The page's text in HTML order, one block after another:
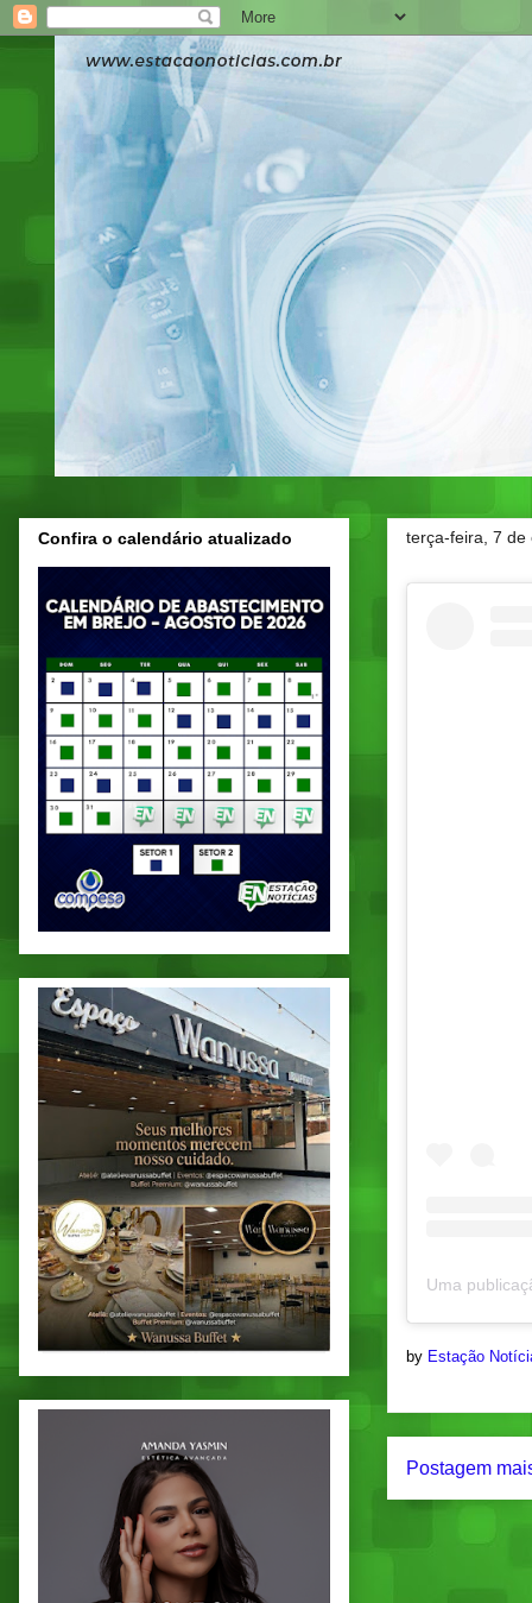
terça-feira, 7 de
by Estação
Postagem
Confira o calendário atualizado